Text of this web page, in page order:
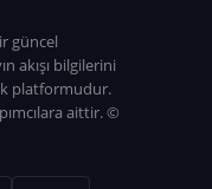
güncel
akışı bilgilerini
platformudur.
aittir. ©